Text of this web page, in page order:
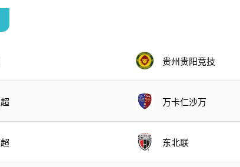
贵州贵阳竞技
万卡仁沙万
东北联